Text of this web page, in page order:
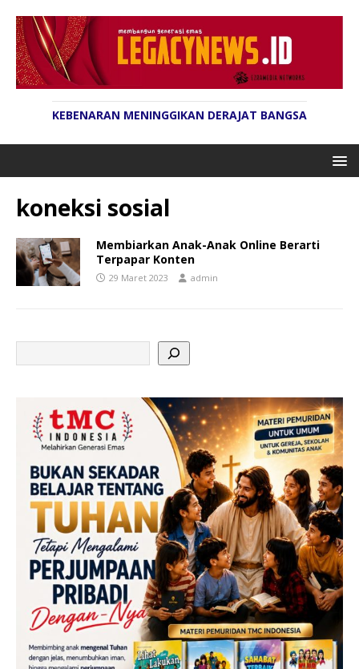
KEBENARAN MENINGGIKAN DERAJAT BANGSA
koneksi sosial
Membiarkan Anak-Anak Online Berarti
Terpapar Konten
29 Maret 2023 admin